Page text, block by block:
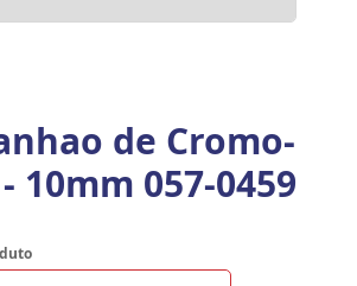
de Cromo-
10mm 057-0459